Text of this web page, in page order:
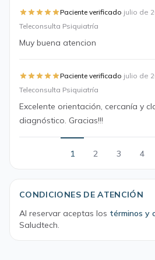
Paciente verificado·julio de
Teleconsulta Psiquiatría
Muy buena atencion
Paciente verificado·julio de
Teleconsulta Psiquiatría
Excelente orientación, cercanía y
diagnóstico. Gracias!!!
1 2 3 4
CONDICIONES DE ATENCIÓN
Al reservar aceptas los términos y
Saludtech.